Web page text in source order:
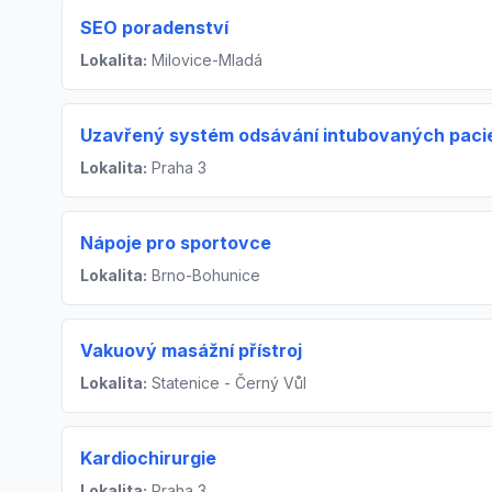
SEO poradenství
Lokalita: Milovice-Mladá
Uzavřený systém odsávání intubovaných
Lokalita: Praha 3
Nápoje pro sportovce
Lokalita: Brno-Bohunice
Vakuový masážní přístroj
Lokalita: Statenice - Černý Vůl
Kardiochirurgie